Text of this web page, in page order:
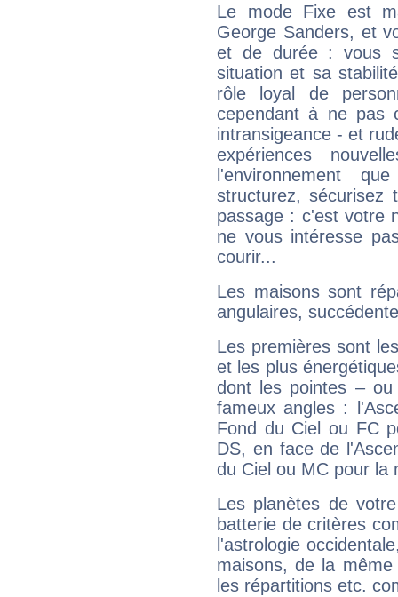
Le mode Fixe est
George Sanders, et
et de durée : vous
situation et sa
rôle loyal de
cependant à ne pas
intransigeance - et
expériences
l'environnement
structurez, sécurisez
passage : c'est votre
ne vous intéresse
courir...
Les maisons sont
angulaires,
Les premières sont
et les plus
dont les pointes –
fameux angles :
Fond du Ciel ou FC
DS, en face de
du Ciel ou MC pour la
Les planètes de
batterie de critères
l'astrologie
maisons, de la
les répartitions etc.